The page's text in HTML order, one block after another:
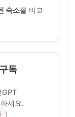
숙소를 비교
독
GPT
세요.
)